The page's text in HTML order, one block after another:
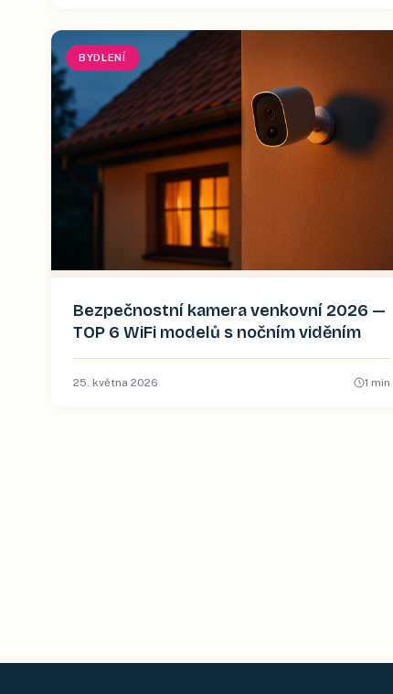
BYDLENÍ
Bezpečnostní kamera venkovní 2026 —
TOP 6 WiFi modelů s nočním viděním
25. května 2026 1 min